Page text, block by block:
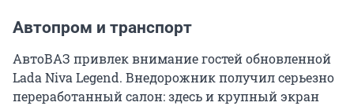
Автопром и транспорт
АвтоВАЗ привлек внимание гостей обновленной
Lada Niva Legend. Внедорожник получил серьезно
переработанный салон: здесь и крупный экран